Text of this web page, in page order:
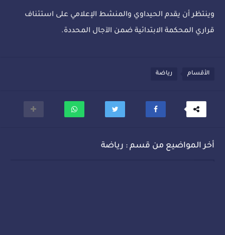
وينتظر أن يقدم الحيداوي والمنشط الإعلامي على استئناف
قراري المحكمة الابتدائية ضمن الآجال المحددة.
الأقسام رياضة
أخر المواضيع من قسم : رياضة